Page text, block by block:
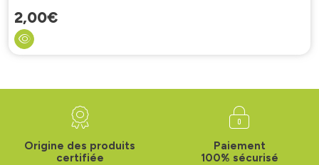
2,00€
Origine des produits
certifiée
Paiement
100% sécurisé